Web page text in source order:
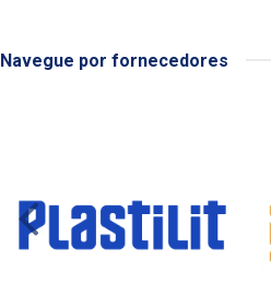
Navegue por fornecedores